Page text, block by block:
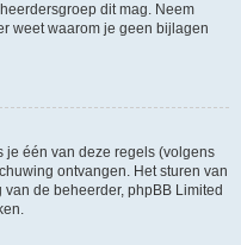
dit mag. Neem
weet waarom je geen bijlagen
je één van deze regels (volgens
ontvangen. Het sturen van
de beheerder, phpBB Limited